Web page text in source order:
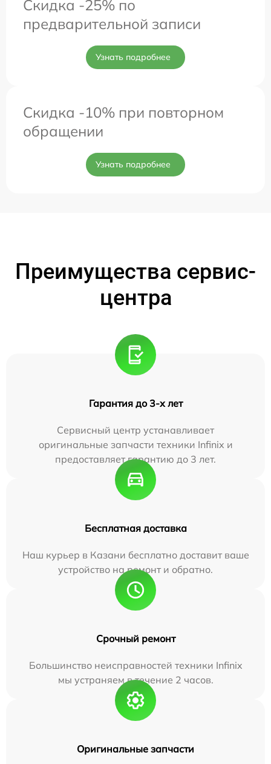
Скидка -25% по
предварительной записи
Узнать подробнее
Скидка -10% при повторном
обращении
Узнать подробнее
Преимущества сервис-
центра
Гарантия до 3-х лет
Сервисный центр устанавливает
оригинальные запчасти техники Infinix и
предоставляет гарантию до 3 лет.
Бесплатная доставка
Наш курьер в Казани бесплатно доставит ваше
устройство на ремонт и обратно.
Срочный ремонт
Большинство неисправностей техники Infinix
мы устраняем в течение 2 часов.
Оригинальные запчасти